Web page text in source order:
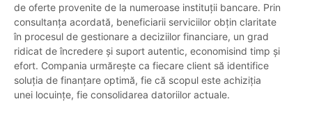
de oferte provenite de la numeroase instituții bancare. Prin
consultanța acordată, beneficiarii serviciilor obțin claritate
în procesul de gestionare a deciziilor financiare, un grad
ridicat de încredere și suport autentic, economisind timp și
efort. Compania urmărește ca fiecare client să identifice
soluția de finanțare optimă, fie că scopul este achiziția
unei locuințe, fie consolidarea datoriilor actuale.